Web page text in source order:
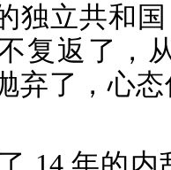
独立共和
复返了，
弃了 ，心